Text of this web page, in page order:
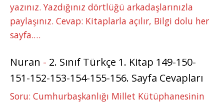
yazınız. Yazdığınız dörtlüğü arkadaşlarınızla
paylaşınız. Cevap: Kitaplarla açılır, Bilgi dolu her
sayfa.…
Nuran - 2. Sınıf Türkçe 1. Kitap 149-150-
151-152-153-154-155-156. Sayfa Cevapları
Soru: Cumhurbaşkanlığı Millet Kütüphanesinin